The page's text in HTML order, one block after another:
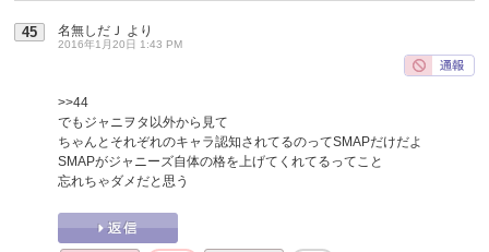
45 名無しだＪ より
2016年1月20日 1:43 PM
>>44
でもジャニヲタ以外から見て
ちゃんとそれぞれのキャラ認知されてるのってSMAPだけだよ
SMAPがジャニーズ自体の格を上げてくれてるってこと
忘れちゃダメだと思う